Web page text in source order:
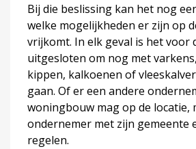
Bij die beslissing kan het nog
welke mogelijkheden er zijn op
vrijkomt. In elk geval is het voor
uitgesloten om nog met
kippen, kalkoenen of
gaan. Of er een andere
woningbouw mag op de locatie,
ondernemer met zijn gemeente
regelen.